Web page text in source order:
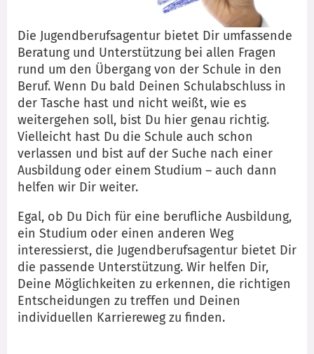
Die Jugendberufsagentur bietet Dir umfassende
Beratung und Unterstützung bei allen Fragen
rund um den Übergang von der Schule in den
Beruf. Wenn Du bald Deinen Schulabschluss in
der Tasche hast und nicht weißt, wie es
weitergehen soll, bist Du hier genau richtig.
Vielleicht hast Du die Schule auch schon
verlassen und bist auf der Suche nach einer
Ausbildung oder einem Studium – auch dann
helfen wir Dir weiter.
Egal, ob Du Dich für eine berufliche Ausbildung,
ein Studium oder einen anderen Weg
interessierst, die Jugendberufsagentur bietet Dir
die passende Unterstützung. Wir helfen Dir,
Deine Möglichkeiten zu erkennen, die richtigen
Entscheidungen zu treffen und Deinen
individuellen Karriereweg zu finden.